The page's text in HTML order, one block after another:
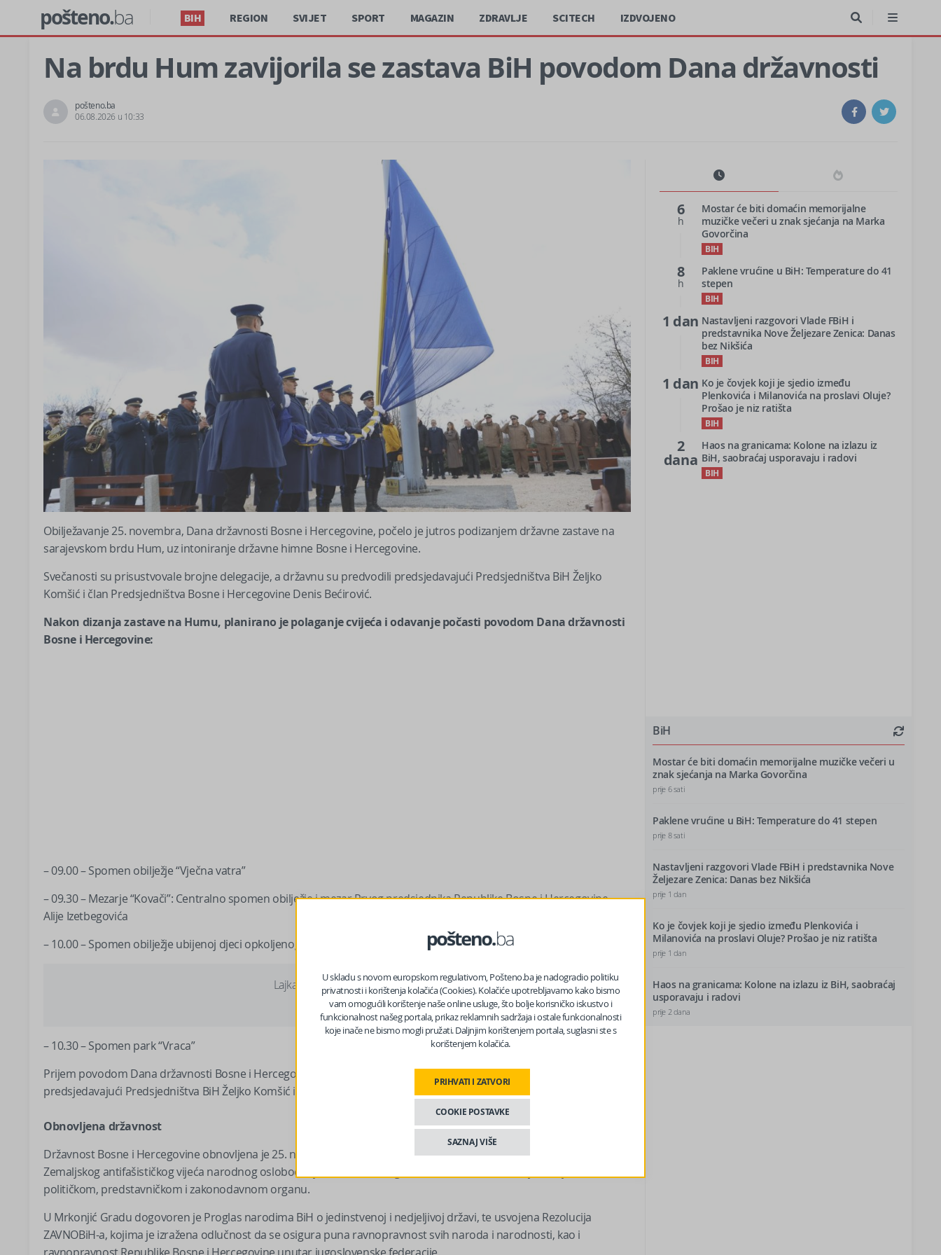
pošteno.ba BIH REGION SVIJET SPORT MAGAZIN ZDRAVLJE SCITECH IZDVOJENO
Na brdu Hum zavijorila se zastava BiH povodom Dana državnosti
pošteno.ba
06.08.2026 u 10:33
Obilježavanje 25. novembra, Dana državnosti Bosne i Hercegovine, počelo je jutros podizanjem državne zastave na
sarajevskom brdu Hum, uz intoniranje državne himne Bosne i Hercegovine.
Svečanosti su prisustvovale brojne delegacije, a državnu su predvodili predsjedavajući Predsjedništva BiH Željko
Komšić i član Predsjedništva Bosne i Hercegovine Denis Bećirović.
Nakon dizanja zastave na Humu, planirano je polaganje cvijeća i odavanje počasti povodom Dana državnosti
Bosne i Hercegovine:
– 09.00 – Spomen obilježje “Vječna vatra”
– 09.30 – Mezarje “Kovači”: Centralno spomen obilježje i mezar Prvog predsjednika Republike Bosne i Hercegovine
Alije Izetbegovića
– 10.00 – Spomen obilježje ubijenoj djeci opkoljenog Sarajeva 1992-1995.
Lajkajte nas na Facebooku?
– 10.30 – Spomen park “Vraca”
Prijem povodom Dana državnosti Bosne i Hercegovine zakazan je za večeras u 18.00 sati. Prijem organizuju
predsjedavajući Predsjedništva BiH Željko Komšić i član Predsjedništva BiH Denis Bećirović u Vijećnici.
Obnovljena državnost
Državnost Bosne i Hercegovine obnovljena je 25. novembra 1943. godine u Mrkonjić Gradu na Prvom zasjedanju
Zemaljskog antifašističkog vijeća narodnog oslobođenja Bosne i Hercegovine (ZAVNOBiH), tadašnjem najvišem bh.
političkom, predstavničkom i zakonodavnom organu.
U Mrkonjić Gradu dogovoren je Proglas narodima BiH o jedinstvenoj i nedjeljivoj državi, te usvojena Rezolucija
ZAVNOBiH-a, kojima je izražena odlučnost da se osigura puna ravnopravnost svih naroda i narodnosti, kao i
6
h
Mostar će biti domaćin memorijalne
muzičke večeri u znak sjećanja na Marka
Govorčina
BIH
8
h
Paklene vrućine u BiH: Temperature do 41
stepen
BIH
1 dan Nastavljeni razgovori Vlade FBiH i
predstavnika Nove Željezare Zenica: Danas
bez Nikšića
BIH
1 dan Ko je čovjek koji je sjedio između
Plenkovića i Milanovića na proslavi Oluje?
Prošao je niz ratišta
BIH
2
dana
Haos na granicama: Kolone na izlazu iz
BiH, saobraćaj usporavaju i radovi
BIH
BiH
Mostar će biti domaćin memorijalne muzičke večeri u
znak sjećanja na Marka Govorčina
prije 6 sati
Paklene vrućine u BiH: Temperature do 41 stepen
prije 8 sati
Nastavljeni razgovori Vlade FBiH i predstavnika Nove
Željezare Zenica: Danas bez Nikšića
prije 1 dan
Ko je čovjek koji je sjedio između Plenkovića i
Milanovića na proslavi Oluje? Prošao je niz ratišta
prije 1 dan
Haos na granicama: Kolone na izlazu iz BiH, saobraćaj
usporavaju i radovi
prije 2 dana
U skladu s novom europskom regulativom, Pošteno.ba je nadogradio politiku
privatnosti i korištenja kolačića (Cookies). Kolačiće upotrebljavamo kako bismo
vam omogućili korištenje naše online usluge, što bolje korisničko iskustvo i
funkcionalnost našeg portala, prikaz reklamnih sadržaja i ostale funkcionalnosti
koje inače ne bismo mogli pružati. Daljnjim korištenjem portala, suglasni ste s
korištenjem kolačića.
PRIHVATI I ZATVORI
COOKIE POSTAVKE
SAZNAJ VIŠE